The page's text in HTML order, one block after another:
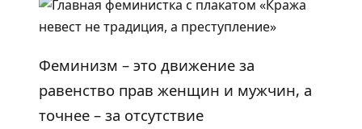
Феминизм – это движение за
равенство прав женщин и мужчин, а
точнее – за отсутствие